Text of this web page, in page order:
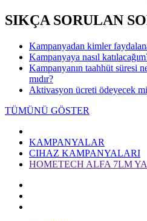
SIKÇA SORULAN
Kampanyadan kimler
Kampanyaya nasıl
Kampanyanın taahhüt süresi
mıdır?
Aktivasyon ücreti ödeyecek
TÜMÜNÜ GÖSTER
KAMPANYALAR
CIHAZ KAMPANYALARI
HOMETECH ALFA 7LM